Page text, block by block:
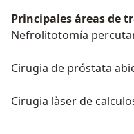
Principales áreas de
Nefrolitotomía
Cirugia de próstata
Cirugia làser de